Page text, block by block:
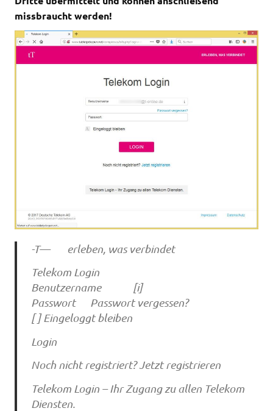
missbraucht werden!
-T— erleben, was verbindet
Telekom Login
Benutzername [i]
Passwort Passwort vergessen?
[ ] Eingeloggt bleiben
Login
Noch nicht registriert? Jetzt registrieren
Telekom Login – Ihr Zugang zu allen Telekom
Diensten.